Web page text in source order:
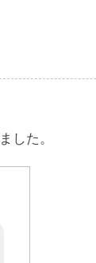
した。